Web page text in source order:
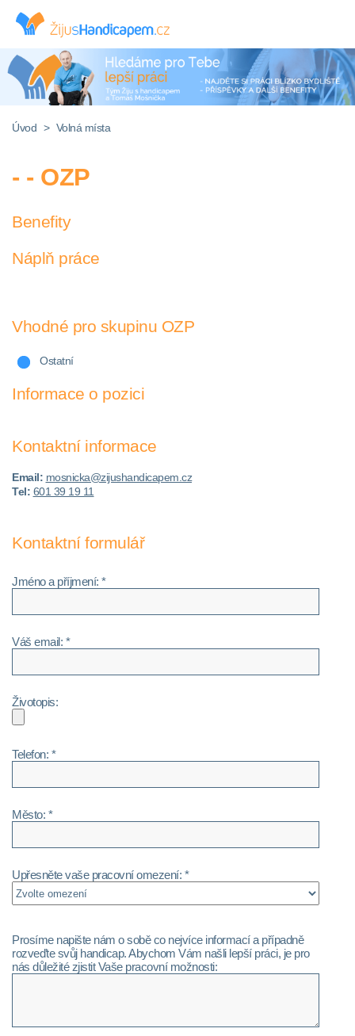
Úvod > Volná místa
- - OZP
Benefity
Náplň práce
Vhodné pro skupinu OZP
Ostatní
Informace o pozici
Kontaktní informace
Email: mosnicka@zijushandicapem.cz
Tel: 601 39 19 11
Kontaktní formulář
Jméno a příjmení: *
Váš email: *
Životopis:
Telefon: *
Město: *
Upřesněte vaše pracovní omezení: *
Prosíme napište nám o sobě co nejvíce informací a případně
rozveďte svůj handicap. Abychom Vám našli lepší práci, je pro
nás důležité zjistit Vaše pracovní možnosti: